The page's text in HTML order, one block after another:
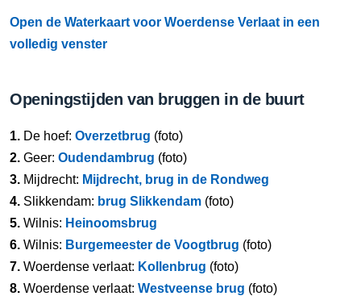
Open de Waterkaart voor Woerdense Verlaat in een
volledig venster
Openingstijden van bruggen in de buurt
1. De hoef: Overzetbrug (foto)
2. Geer: Oudendambrug (foto)
3. Mijdrecht: Mijdrecht, brug in de Rondweg
4. Slikkendam: brug Slikkendam (foto)
5. Wilnis: Heinoomsbrug
6. Wilnis: Burgemeester de Voogtbrug (foto)
7. Woerdense verlaat: Kollenbrug (foto)
8. Woerdense verlaat: Westveense brug (foto)